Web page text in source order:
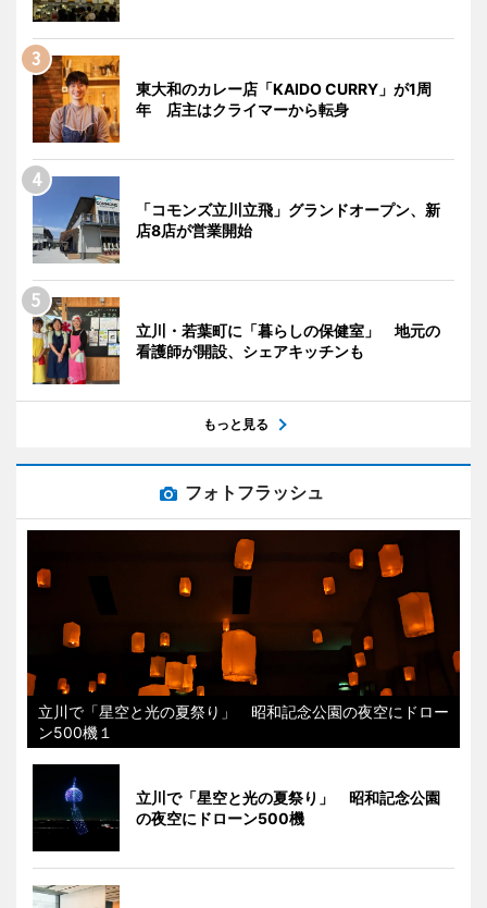
東大和のカレー店「KAIDO CURRY」が1周
年 店主はクライマーから転身
「コモンズ立川立飛」グランドオープン、新
店8店が営業開始
立川・若葉町に「暮らしの保健室」 地元の
看護師が開設、シェアキッチンも
もっと見る
フォトフラッシュ
立川で「星空と光の夏祭り」 昭和記念公園の夜空にドロー
ン500機１
立川で「星空と光の夏祭り」 昭和記念公園
の夜空にドローン500機